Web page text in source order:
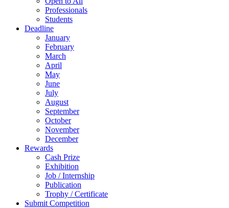
Professionals
Students
Deadline
January
February
March
April
May
June
July
August
September
October
November
December
Rewards
Cash Prize
Exhibition
Job / Internship
Publication
Trophy / Certificate
Submit Competition